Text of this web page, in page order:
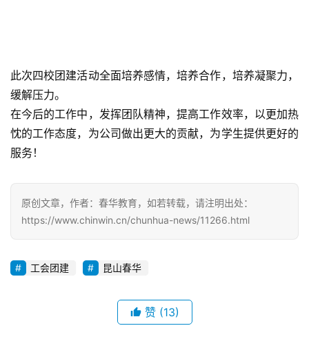
此次四校团建活动全面培养感情，培养合作，培养凝聚力，
缓解压力。
在今后的工作中，发挥团队精神，提高工作效率，以更加热
忱的工作态度，为公司做出更大的贡献，为学生提供更好的
服务！
原创文章，作者：春华教育，如若转载，请注明出处：
https://www.chinwin.cn/chunhua-news/11266.html
工会团建 昆山春华
赞 (13)